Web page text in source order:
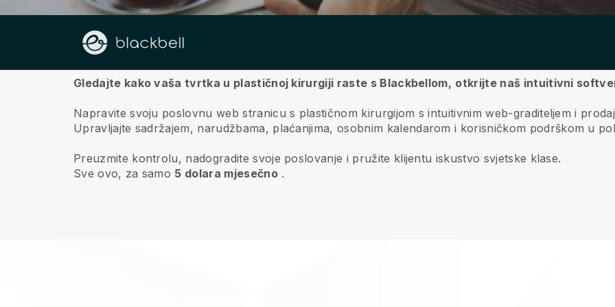
O nama
Gledajte kako vaša tvrtka u plastičnoj kirurgiji raste s Blackbellom, otkrijte naš intuitivni
Napravite svoju poslovnu web stranicu s plastičnom kirurgijom s intuitivnim web-graditeljem i
Upravljajte sadržajem, narudžbama, plaćanjima, osobnim kalendarom i korisničkom podrškom u
Preuzmite kontrolu, nadogradite svoje poslovanje i pružite klijentu iskustvo svjetske klase.
Sve ovo, za samo 5 dolara mjesečno.